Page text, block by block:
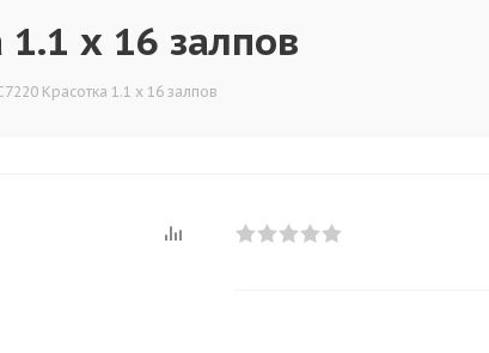
х 16 залпов
Красотка 1.1 х 16 залпов